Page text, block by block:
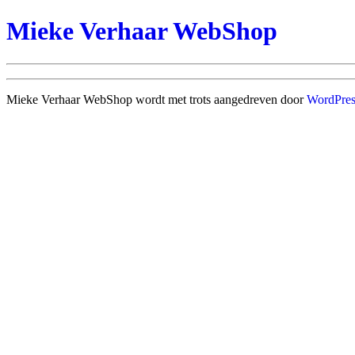
Mieke Verhaar WebShop
Mieke Verhaar WebShop wordt met trots aangedreven door